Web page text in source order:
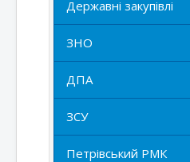
Державні закупівлі
ЗНО
ДПА
ЗСУ
Петрівський РМК